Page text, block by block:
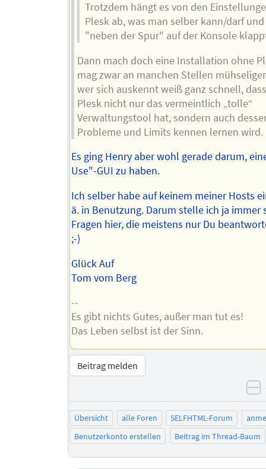
Trotzdem hängt es von den
Plesk ab, was man selber kann/darf
"neben der Spur" auf der Konsole
Dann mach doch eine Installation ohne
mag zwar an manchen Stellen
wer sich auskennt weiß ganz schnell,
Plesk nicht nur das vermeintlich „tolle“
Verwaltungstool hat, sondern auch
Probleme und Limits kennen lernen wird.
Es ging Henry aber wohl gerade darum,
Use"-GUI zu haben.
Ich selber habe auf keinem meiner Hosts
ä. in Benutzung. Darum stelle ich ja
Fragen hier, die meistens nur Du
;-)
Glück Auf
Tom vom Berg
--
Es gibt nichts Gutes, außer man tut es!
Das Leben selbst ist der Sinn.
Beitrag melden
Übersicht alle Foren SELFHTML-Forum
Benutzerkonto erstellen
Beitrag im Thread-Baum